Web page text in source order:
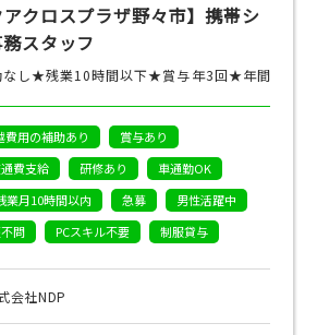
アクロスプラザ野々市】携帯シ
スタッフ
なし★残業10時間以下★賞与年3回★年間
費用の補助あり
賞与あり
費支給 研修あり
車通勤OK
業月10時間以内 急募
男性活躍中
問 PCスキル不要 制服貸与
会社NDP